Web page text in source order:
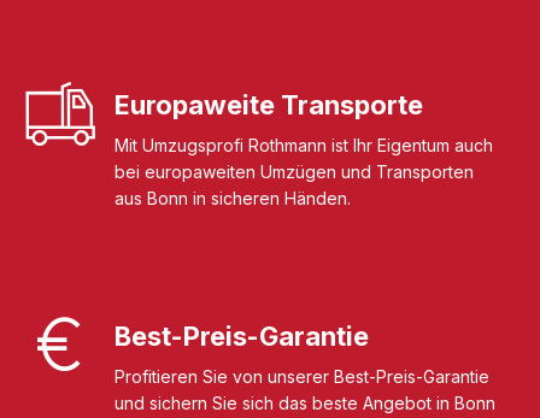
Europaweite Transporte
Mit Umzugsprofi Rothmann ist Ihr Eigentum auch
bei europaweiten Umzügen und Transporten
aus Bonn in sicheren Händen.
Best-Preis-Garantie
Profitieren Sie von unserer Best-Preis-Garantie
und sichern Sie sich das beste Angebot in Bonn